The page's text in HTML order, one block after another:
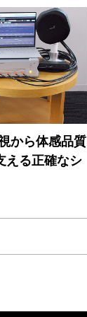
から体感品質
る正確なシ